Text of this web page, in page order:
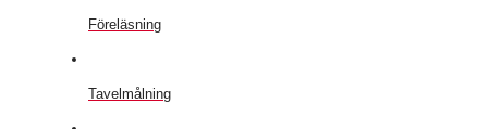
Föreläsning
Tavelmålning